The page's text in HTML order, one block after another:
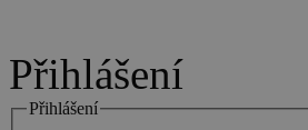
Přihlášení
Přihlášení